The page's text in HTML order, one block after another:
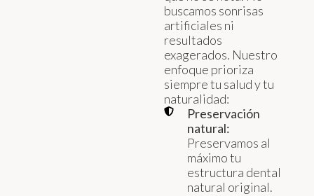
buscamos sonrisas
artificiales ni
resultados
exagerados. Nuestro
enfoque prioriza
siempre tu salud y tu
naturalidad:
Preservación
natural:
Preservamos al
máximo tu
estructura dental
natural original.